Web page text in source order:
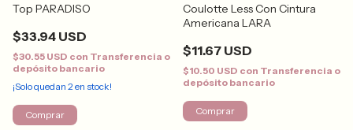
Top PARADISO
$33.94 USD
$30.55 USD con Transferencia o
depósito bancario
¡Solo quedan 2 en stock!
Comprar
Coulotte Less Con Cintura
Americana LARA
$11.67 USD
$10.50 USD con Transferencia o
depósito bancario
Comprar